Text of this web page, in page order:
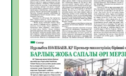
06.08.2026
Open Air: Қызылорда
департаменті 20
көрерменнің
06.08.2026